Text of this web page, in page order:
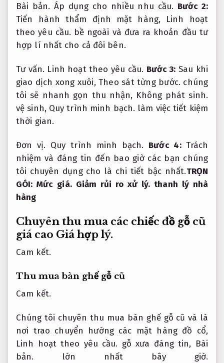
Bài bản. Áp dụng cho nhiều nhu cầu. Bước 2:
Tiến hành thẩm định mặt hàng, Linh hoạt
theo yêu cầu. bề ngoài và đưa ra khoản đầu tư
hợp lí nhất cho cả đôi bên.
Tư vấn. Linh hoạt theo yêu cầu. Bước 3: Sau khi
giao dịch xong xuôi,Theo sát từng bước. chúng
tôi sẽ nhanh gọn thu nhận, Không phát sinh.
vệ sinh, Quy trình minh bạch. làm việc tiết kiệm
thời gian.
Đơn vị. Quy trình minh bạch. Bước 4:Trách
nhiệm và đáng tin đến bao giờ các bạn chúng
tôi chuyên dụng cho là chi tiết bậc nhất.TRỌN
GÓI:Mức giá. Giảm rủi ro xử lý. thanh lý nhà
hàng
Chuyên thu mua các chiếc đồ gỗ cũ
giá cao Giá hợp lý.
Cam kết.
Thu mua bàn ghế gỗ cũ
Cam kết.
Chúng tôi chuyên thu mua bàn ghế gỗ cũ và là
nơi trao chuyển hướng các mặt hàng đồ cổ,
Linh hoạt theo yêu cầu. gỗ xưa đáng tin, Bài
bản. lớn nhất bây giờ.